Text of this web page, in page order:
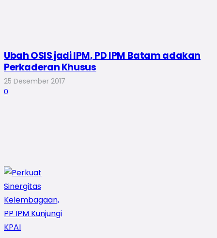
Ubah OSIS jadi IPM, PD IPM Batam adakan
Perkaderan Khusus
25 Desember 2017
0